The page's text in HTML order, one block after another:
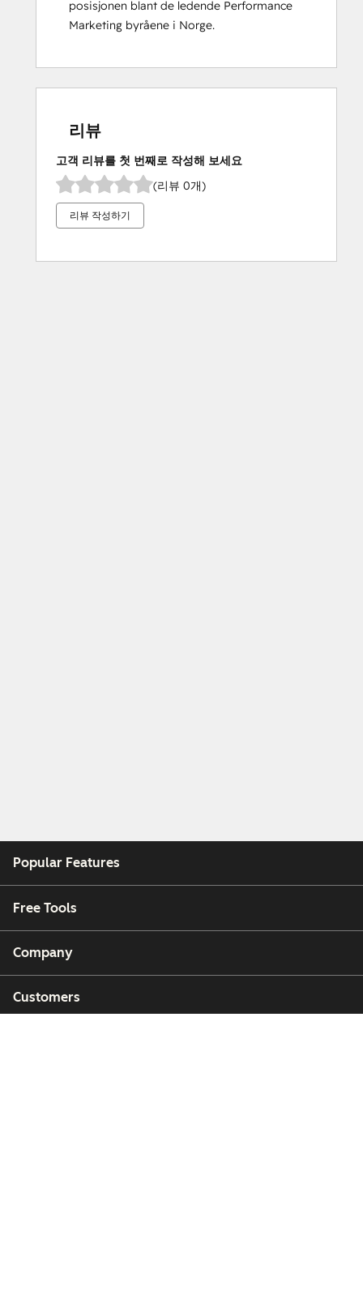
posisjonen blant de ledende Performance
Marketing byråene i Norge.
리뷰
고객 리뷰를 첫 번째로 작성해 보세요
(리뷰 0개)
리뷰 작성하기
Popular Features
Free Tools
Company
Customers